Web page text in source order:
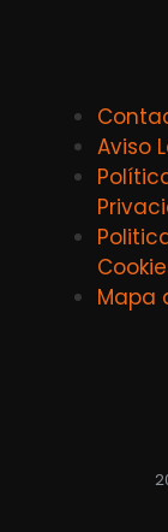
Aviso
Mapa